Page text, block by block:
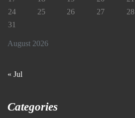
August 2026
24
25 26 27 28
31
« Jul
Categories